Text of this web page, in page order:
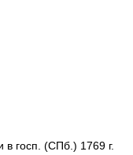
госп. (СПб.) 1769 г.